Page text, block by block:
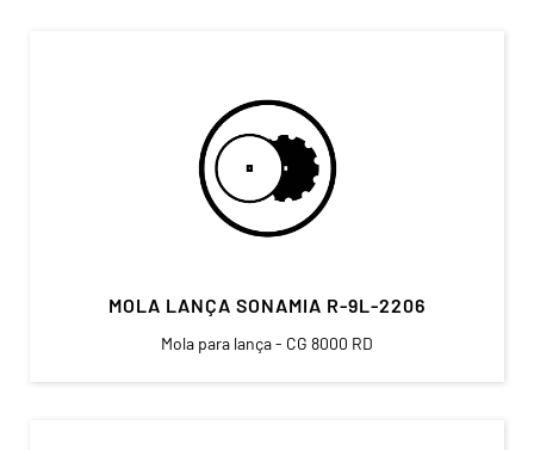
MOLA LANÇA SONAMIA R-9L-2206
Mola para lança - CG 8000 RD